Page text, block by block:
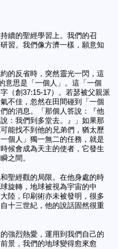
續的聖經學習上。我們的召
習。我們像方濟一樣，願意知
的反省時，突然靈光一閃，這
意思是「一個人」。這「一個
（創37:15-17）。若瑟被父親派
不佳，忽然在田間碰到「一個
的消息。「那個人答說：『他
：我們到多堂去。』」如果那
能找不到他的兄弟們，猶太歷
個人」獨一無二的任務，就是
候會成為天主的使者，它發生
之間。
聖經觀的局限。在他身處的時
旋轉，地球被視為宇宙的中
陸，印刷術亦未被發明，很多
十三世紀，他的說話固然很重
強烈熱愛，運用到我們自己的
景，我們的地球變得愈來愈